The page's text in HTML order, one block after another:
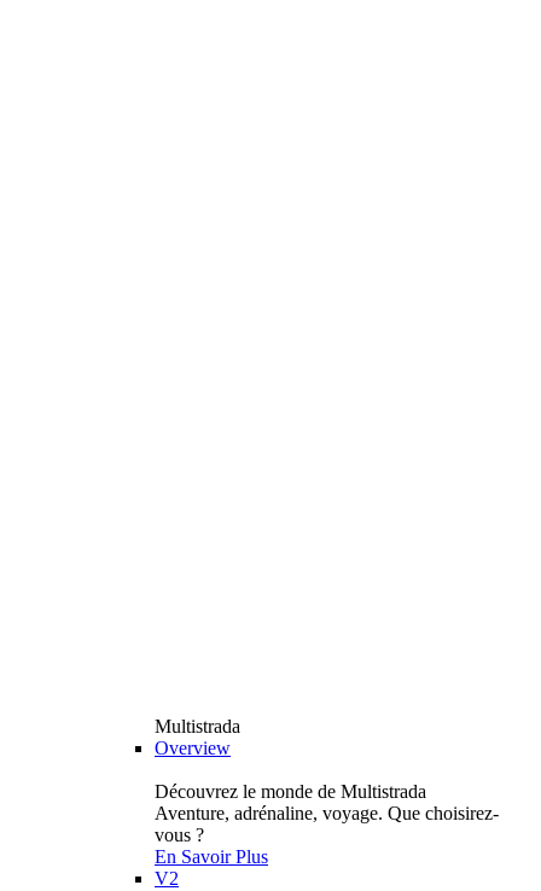
Multistrada
Overview
Découvrez le monde de Multistrada
Aventure, adrénaline, voyage. Que choisirez-
vous ?
En Savoir Plus
V2